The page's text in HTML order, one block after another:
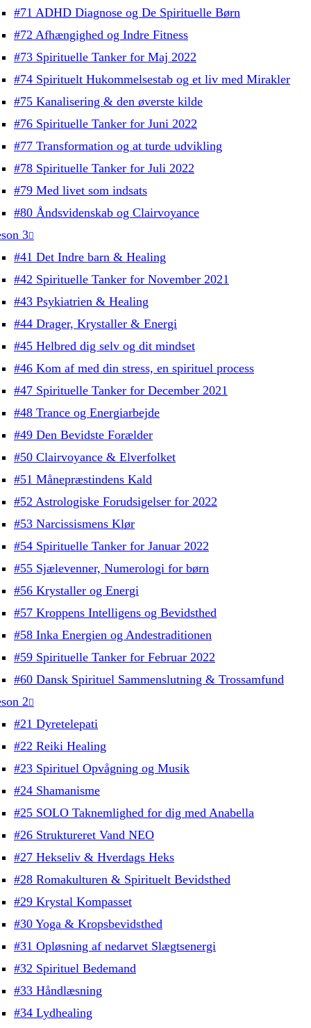
#71 ADHD Diagnose og De Spirituelle Børn
#72 Afhængighed og Indre Fitness
#73 Spirituelle Tanker for Maj 2022
#74 Spirituelt Hukommelsestab og et liv med Mirakler
#75 Kanalisering & den øverste kilde
#76 Spirituelle Tanker for Juni 2022
#77 Transformation og at turde udvikling
#78 Spirituelle Tanker for Juli 2022
#79 Med livet som indsats
#80 Åndsvidenskab og Clairvoyance
3
#41 Det Indre barn & Healing
#42 Spirituelle Tanker for November 2021
#43 Psykiatrien & Healing
#44 Drager, Krystaller & Energi
#45 Helbred dig selv og dit mindset
#46 Kom af med din stress, en spirituel process
#47 Spirituelle Tanker for December 2021
#48 Trance og Energiarbejde
#49 Den Bevidste Forælder
#50 Clairvoyance & Elverfolket
#51 Månepræstindens Kald
#52 Astrologiske Forudsigelser for 2022
#53 Narcissismens Klør
#54 Spirituelle Tanker for Januar 2022
#55 Sjælevenner, Numerologi for børn
#56 Krystaller og Energi
#57 Kroppens Intelligens og Bevidsthed
#58 Inka Energien og Andestraditionen
#59 Spirituelle Tanker for Februar 2022
#60 Dansk Spirituel Sammenslutning & Trossamfund
2
#21 Dyretelepati
#22 Reiki Healing
#23 Spirituel Opvågning og Musik
#24 Shamanisme
#25 SOLO Taknemlighed for dig med Anabella
#26 Struktureret Vand NEO
#27 Hekseliv & Hverdags Heks
#28 Romakulturen & Spirituelt Bevidsthed
#29 Krystal Kompasset
#30 Yoga & Kropsbevidsthed
#31 Opløsning af nedarvet Slægtsenergi
#32 Spirituel Bedemand
#33 Håndlæsning
#34 Lydhealing